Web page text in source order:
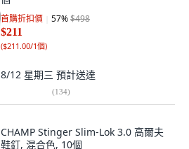
首購折扣價 57%$498
$211
($211.00/1個)
8/12 星期三 預計送達
(134)
CHAMP Stinger Slim-Lok 3.0 高爾夫
鞋釘, 混合色, 10個